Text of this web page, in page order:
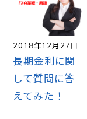
2018年12月27日
長期金利に関
して質問に答
えてみた！